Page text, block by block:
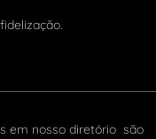
em nosso diretório são